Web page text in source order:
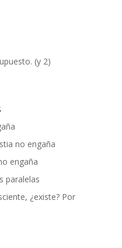
(y 2)
no engaña
engaña
paralelas
¿existe? Por